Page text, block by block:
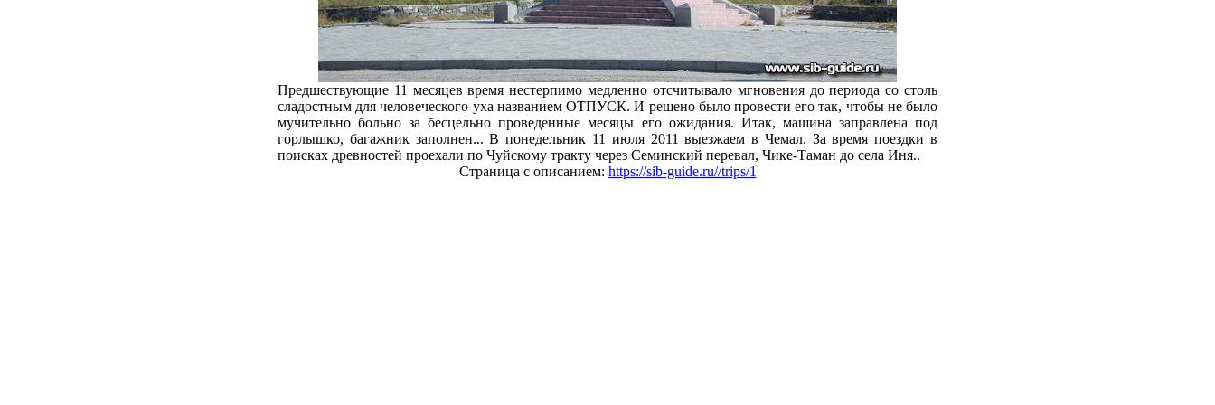
Предшествующие 11 месяцев время нестерпимо медленно отсчитывало мгновения до периода со столь
сладостным для человеческого уха названием ОТПУСК. И решено было провести его так, чтобы не было
мучительно больно за бесцельно проведенные месяцы его ожидания. Итак, машина заправлена под
горлышко, багажник заполнен... В понедельник 11 июля 2011 выезжаем в Чемал. За время поездки в
поисках древностей проехали по Чуйскому тракту через Семинский перевал, Чике-Таман до села Иня..
Страница с описанием: https://sib-guide.ru//trips/1